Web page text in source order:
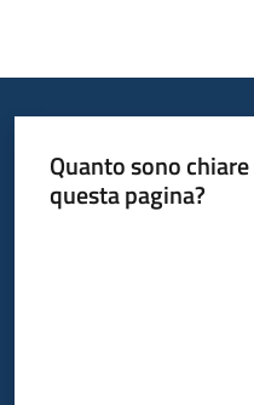
Quanto sono
questa pagina?